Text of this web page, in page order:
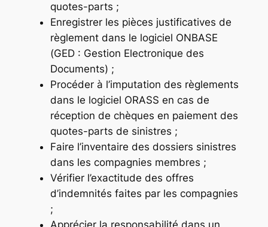
quotes-parts ;
Enregistrer les pièces justificatives de
règlement dans le logiciel ONBASE
(GED : Gestion Electronique des
Documents) ;
Procéder à l’imputation des règlements
dans le logiciel ORASS en cas de
réception de chèques en paiement des
quotes-parts de sinistres ;
Faire l’inventaire des dossiers sinistres
dans les compagnies membres ;
Vérifier l’exactitude des offres
d’indemnités faites par les compagnies
;